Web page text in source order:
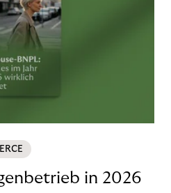
in 2026